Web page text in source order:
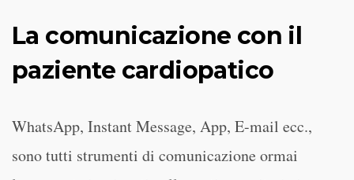
La comunicazione con il
paziente cardiopatico
WhatsApp, Instant Message, App, E-mail ecc.,
sono tutti strumenti di comunicazione ormai